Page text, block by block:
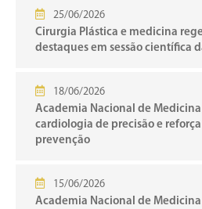
25/06/2026
Cirurgia Plástica e medicina
destaques em sessão científica
18/06/2026
Academia Nacional de
cardiologia de precisão e
prevenção
15/06/2026
Academia Nacional de